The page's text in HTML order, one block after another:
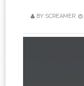
BY SCREAMER